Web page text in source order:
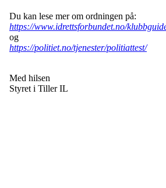
Du kan lese mer om ordningen på:
https://www.idrettsforbundet.no/
og
https://politiet.no/tjenester/politiattest/
Med hilsen
Styret i Tiller IL